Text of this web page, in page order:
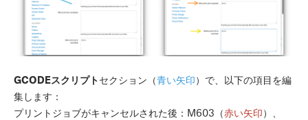
GCODEスクリプトセクション（青い矢印）で、以下の項目を編
集します：
プリントジョブがキャンセルされた後：M603（赤い矢印）、